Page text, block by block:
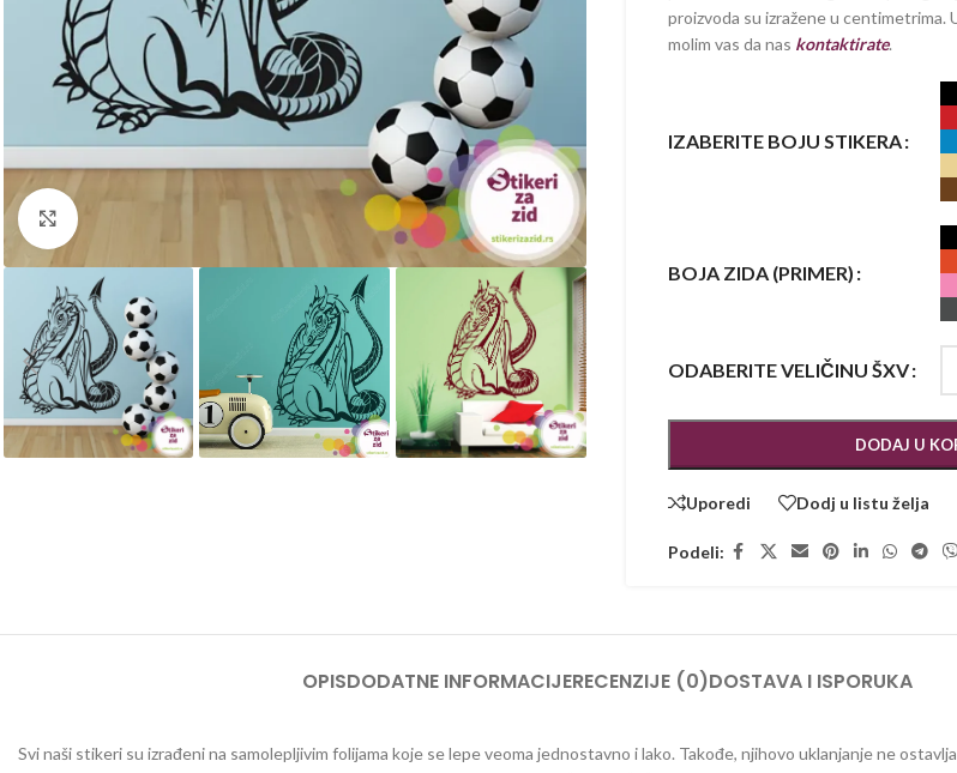
proizvoda su izražene u centimetrima.
molim vas da nas kontaktirate.
IZABERITE BOJU STIKERA
BOJA ZIDA (PRIMER)
ODABERITE VELIČINU ŠXV
DODAJ U
Uporedi Dodj u listu želja
Podeli:
OPISDODATNE INFORMACIJERECENZIJE (0)DOSTAVA I ISPORUKA
Svi naši stikeri su izrađeni na samolepljivim folijama koje se lepe veoma jednostavno i lako. Takođe, njihovo uklanjanje ne